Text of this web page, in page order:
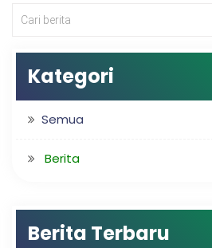
Kategori
Semua
Berita
Berita Terbaru